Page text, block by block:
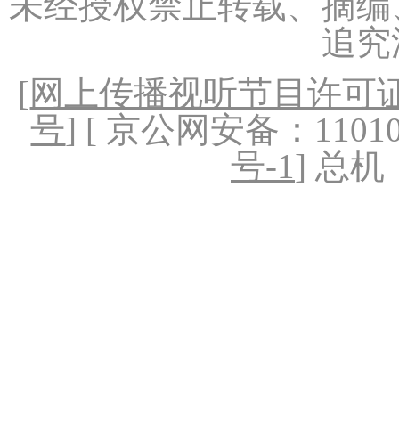
追
[网上传播视听节目许可
号] [ 京公网安备：
号-1] 总机